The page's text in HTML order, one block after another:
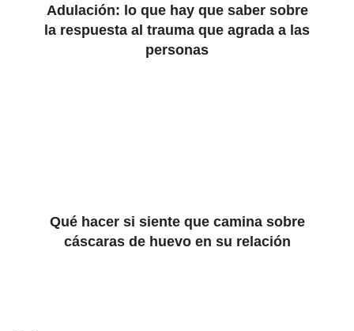
Adulación: lo que hay que saber sobre
la respuesta al trauma que agrada a las
personas
Qué hacer si siente que camina sobre
cáscaras de huevo en su relación